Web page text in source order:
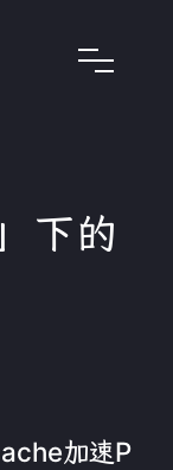
下的
加速P